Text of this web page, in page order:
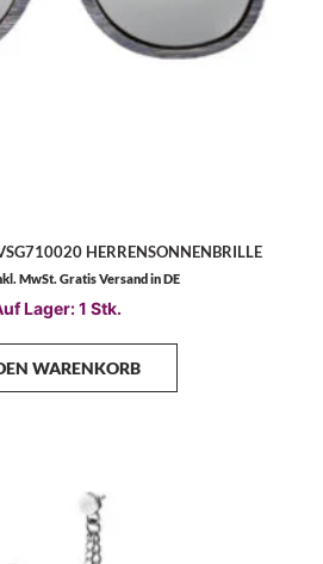
HERRENSONNENBRILLE
MwSt. Gratis Versand in DE
Lager: 1 Stk.
WARENKORB